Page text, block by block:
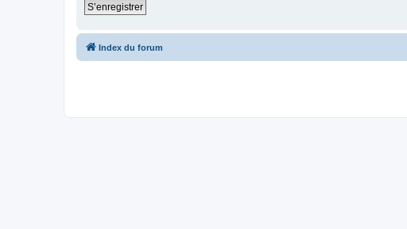
S’enregistrer
Index du forum